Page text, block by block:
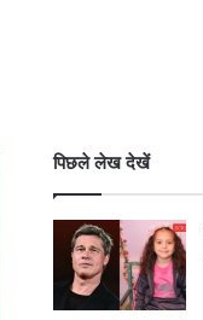
पिछले लेख देखें